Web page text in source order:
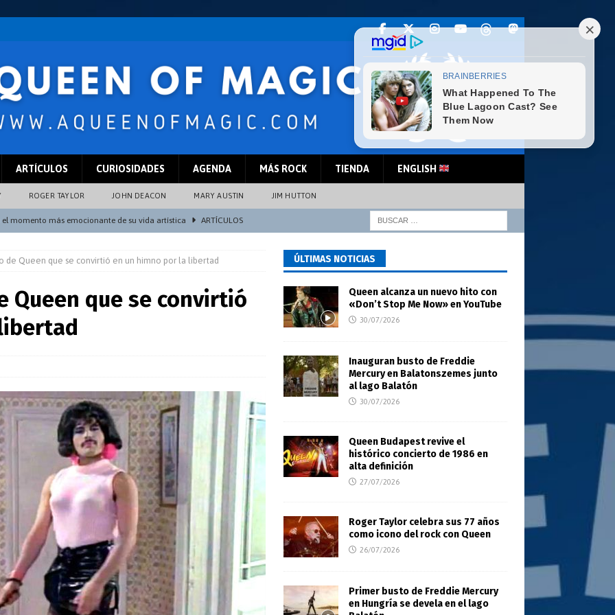
ARTÍCULOS CURIOSIDADES AGENDA MÁS ROCK TIENDA ENGLISH
ROGER TAYLOR JOHN DEACON MARY AUSTIN JIM HUTTON
el momento más emocionante de su vida artística ARTÍCULOS
Queen en Madrid 40 años después ARTÍCULOS
Hardy para interpretar a Roger Taylor
que más indignó a Freddie Mercury
nuevo hito con «Don’t Stop Me Now» en YouTube
Freddie Mercury sigue evocando emoción décadas después
que traicionó a Freddie Mercury ARTÍCULOS
a Freddie Mercury: «¿Valió la pena?» ARTÍCULOS
de Queen que se convirtió en un himno por la libertad
Queen que se convirtió
ÚLTIMAS NOTICIAS
Queen alcanza un nuevo hito con
«Don’t Stop Me Now» en YouTube
30/07/2026
Inauguran busto de Freddie
Mercury en Balatonszemes junto
al lago Balatón
30/07/2026
Queen Budapest revive el
histórico concierto de 1986 en
alta definición
27/07/2026
Roger Taylor celebra sus 77 años
como icono del rock con Queen
26/07/2026
Primer busto de Freddie Mercury
en Hungría se devela en el lago